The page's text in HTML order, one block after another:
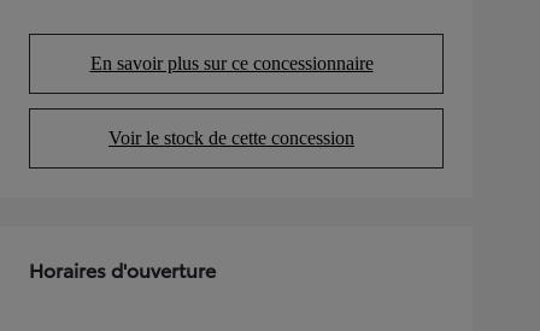
En savoir plus sur ce concessionnaire
(Opens in new tab)
Voir le stock de cette concession
(Opens in new tab)
Horaires d'ouverture